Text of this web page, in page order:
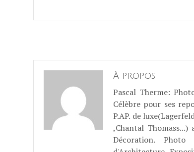
À propos
Pascal Therme:
Célèbre pour ses
P.AP. de
,Chantal Thomass...)
Décoration.